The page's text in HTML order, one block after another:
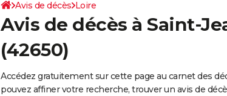
Avis de décès Loire
Avis de décès à Saint-
(42650)
Accédez gratuitement sur cette page au carnet des
pouvez affiner votre recherche, trouver un avis de